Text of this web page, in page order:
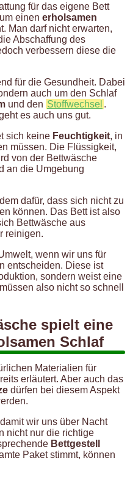
für das eigene Bett
einen erholsamen
Man darf nicht erwarten,
Abschaffung des
verbessern diese die
für die Gesundheit. Dabei
auch um den Schlaf
und den Stoffwechsel .
es auch uns gut.
sich keine Feuchtigkeit, in
müssen. Die Flüssigkeit,
von der Bettwäsche
an die Umgebung
dafür, dass sich nicht zu
können. Das Bett ist also
Bettwäsche aus
reinigen.
wenn wir uns für
entscheiden. Diese ist
sondern weist eine
also nicht so schnell
spielt eine
Schlaf
Materialien für
erläutert. Aber auch das
dürfen bei diesem Aspekt
wir uns über Nacht
nicht nur die richtige
Bettgestell
Paket stimmt, können